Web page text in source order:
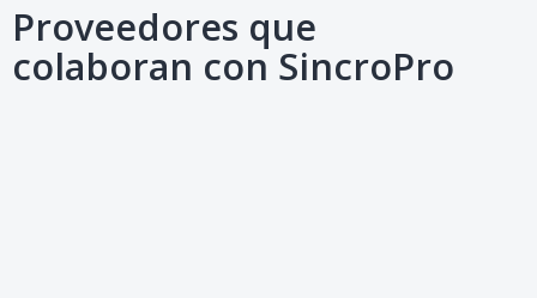
Proveedores que
colaboran con SincroPro